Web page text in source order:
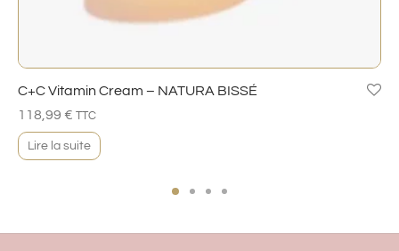
C+C Vitamin Cream – NATURA BISSÉ
118,99 € TTC
Lire la suite